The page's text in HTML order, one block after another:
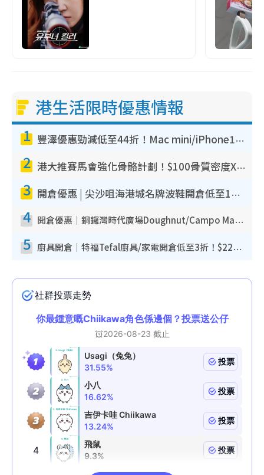
港生活限時優惠情報
1 豐澤優惠勁減低至44折！Mac mini/iPhone17Pro大減價！廚房家電$220起
2 港大推賽馬會強化骨骼計劃！$100骨質密度X光檢查 完成免費運動訓練送超市禮券！附參加資格
3 開倉優惠 | 尖沙咀海港城名牌波鞋開倉低至1折！On鞋$899起／Joy&Peace鞋履$98起
4 開倉優惠｜銅鑼灣時代廣場Doughnut/Campo Marzio開倉低至1折！背囊、書包、手袋劈價$200起
5 廚具開倉｜特福Tefal廚具/家電開倉低至3折！$220起買平底鍋/炒鑊/湯煲！電飯煲/吸塵機/燙斗$418起